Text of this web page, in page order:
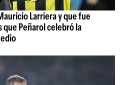
Larriera y que fue
que Peñarol celebró la